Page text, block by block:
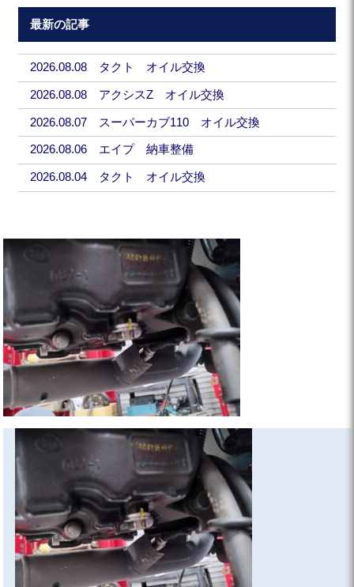
最新の記事
2026.08.08 タクト オイル交換
2026.08.08 アクシスZ オイル交換
2026.08.07 スーパーカブ110 オイル交換
2026.08.06 エイプ 納車整備
2026.08.04 タクト オイル交換